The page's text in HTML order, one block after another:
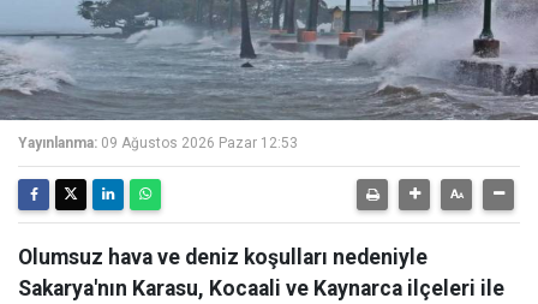
Yayınlanma: 09 Ağustos 2026 Pazar 12:53
Olumsuz hava ve deniz koşulları nedeniyle
Sakarya'nın Karasu, Kocaali ve Kaynarca ilçeleri ile